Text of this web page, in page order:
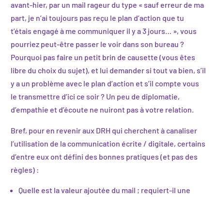
avant-hier, par un mail rageur du type « sauf erreur de ma
part, je n’ai toujours pas reçu le plan d’action que tu
t’étais engagé à me communiquer il y a 3 jours… », vous
pourriez peut-être passer le voir dans son bureau ?
Pourquoi pas faire un petit brin de causette (vous êtes
libre du choix du sujet), et lui demander si tout va bien, s’il
y a un problème avec le plan d’action et s’il compte vous
le transmettre d’ici ce soir ? Un peu de diplomatie,
d’empathie et d’écoute ne nuiront pas à votre relation.
Bref, pour en revenir aux DRH qui cherchent à canaliser
l’utilisation de la communication écrite / digitale, certains
d’entre eux ont défini des bonnes pratiques (et pas des
règles) :
Quelle est la valeur ajoutée du mail ; requiert-il une